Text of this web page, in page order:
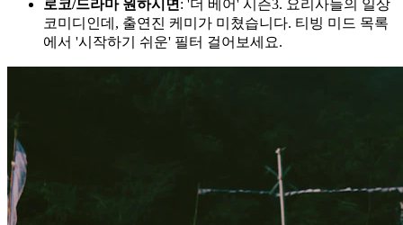
로코/드라마 원하시면 : '더 베어' 시즌3. 요리사들의 일상
코미디인데, 출연진 케미가 미쳤습니다. 티빙 미드 목록
에서 '시작하기 쉬운' 필터 걸어보세요.